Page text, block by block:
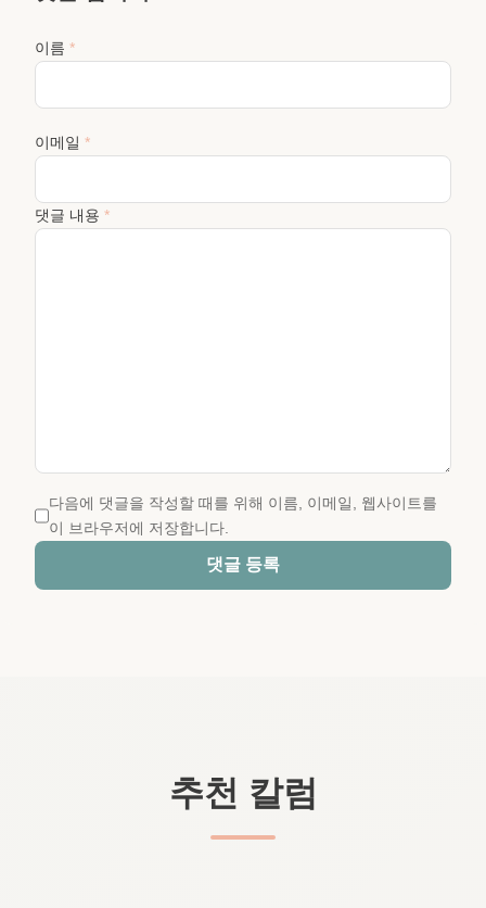
이름 *
이메일 *
댓글 내용 *
다음에 댓글을 작성할 때를 위해 이름, 이메일, 웹사이트를
이 브라우저에 저장합니다.
댓글 등록
추천 칼럼